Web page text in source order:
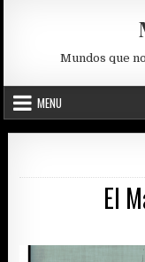
Mundos que
MENU
El